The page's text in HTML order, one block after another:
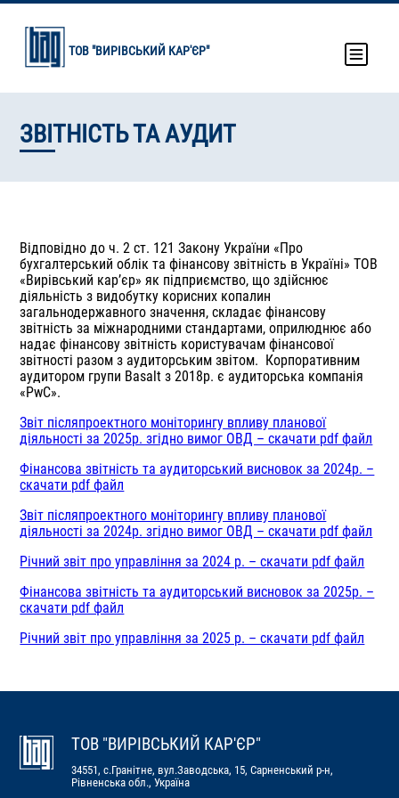
основного
вмісту
ТОВ "ВИРІВСЬКИЙ КАР'ЄР"
ЗВІТНІСТЬ ТА АУДИТ
Відповідно до ч. 2 ст. 121 Закону України «Про
бухгалтерський облік та фінансову звітність в Україні» ТОВ
«Вирівський кар’єр» як підприємство, що здійснює
діяльність з видобутку корисних копалин
загальнодержавного значення, складає фінансову
звітність за міжнародними стандартами, оприлюднює або
надає фінансову звітність користувачам фінансової
звітності разом з аудиторським звітом. Корпоративним
аудитором групи Basalt з 2018р. є аудиторська компанія
«PwC».
Звіт післяпроектного моніторингу впливу планової
діяльності за 2025р. згідно вимог ОВД – скачати pdf файл
Фінансова звітність та аудиторський висновок за 2024р. –
скачати pdf файл
Звіт післяпроектного моніторингу впливу планової
діяльності за 2024р. згідно вимог ОВД – скачати pdf файл
Річний звіт про управління за 2024 р. – скачати pdf файл
Фінансова звітність та аудиторський висновок за 2025р. –
скачати pdf файл
Річний звіт про управління за 2025 р. – скачати pdf файл
ТОВ "ВИРІВСЬКИЙ КАР'ЄР"
34551, с.Гранітне, вул.Заводська, 15, Сарненський р-н,
Рівненська обл., Україна